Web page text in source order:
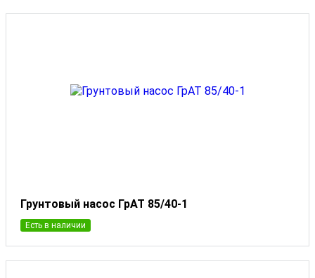
Грунтовый насос ГрАТ 85/40-1
Есть в наличии